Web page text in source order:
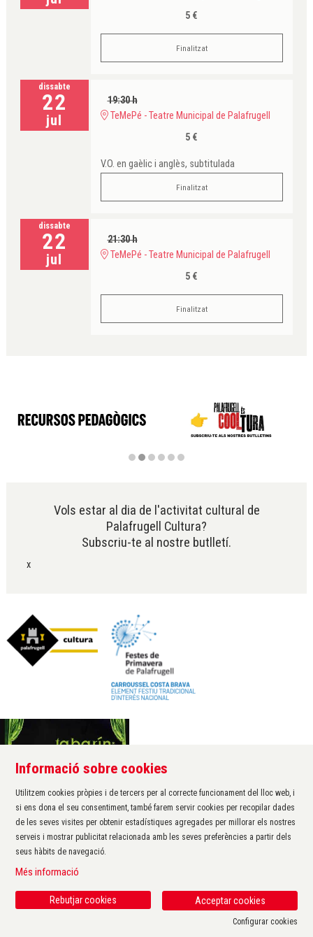
5 €
Finalitzat
dissabte
22
jul
19:30 h
TeMePé - Teatre Municipal de Palafrugell
5 €
V.O. en gaèlic i anglès, subtitulada
Finalitzat
dissabte
22
jul
21:30 h
TeMePé - Teatre Municipal de Palafrugell
5 €
Finalitzat
Vols estar al dia de l'activitat cultural de
Palafrugell Cultura?
Subscriu-te al nostre butlletí.
x
Àrea de cultura de l'Ajuntament de Palafrugell
Carrer Santa Margarida, 1
17200 Palafrugell
972 611 172 ·
cultura@palafrugell.cat
Sitemap | Avís Legal
Informació sobre cookies
Utilitzem cookies pròpies i de tercers per al correcte funcionament del lloc web, i
si ens dona el seu consentiment, també farem servir cookies per recopilar dades
de les seves visites per obtenir estadístiques agregades per millorar els nostres
serveis i mostrar publicitat relacionada amb les seves preferències a partir dels
seus hàbits de navegació.
Més informació
Acceptar cookies
Rebutjar cookies
Configurar cookies